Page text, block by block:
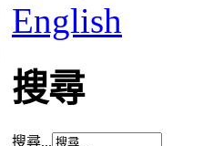
English
搜尋
搜尋...